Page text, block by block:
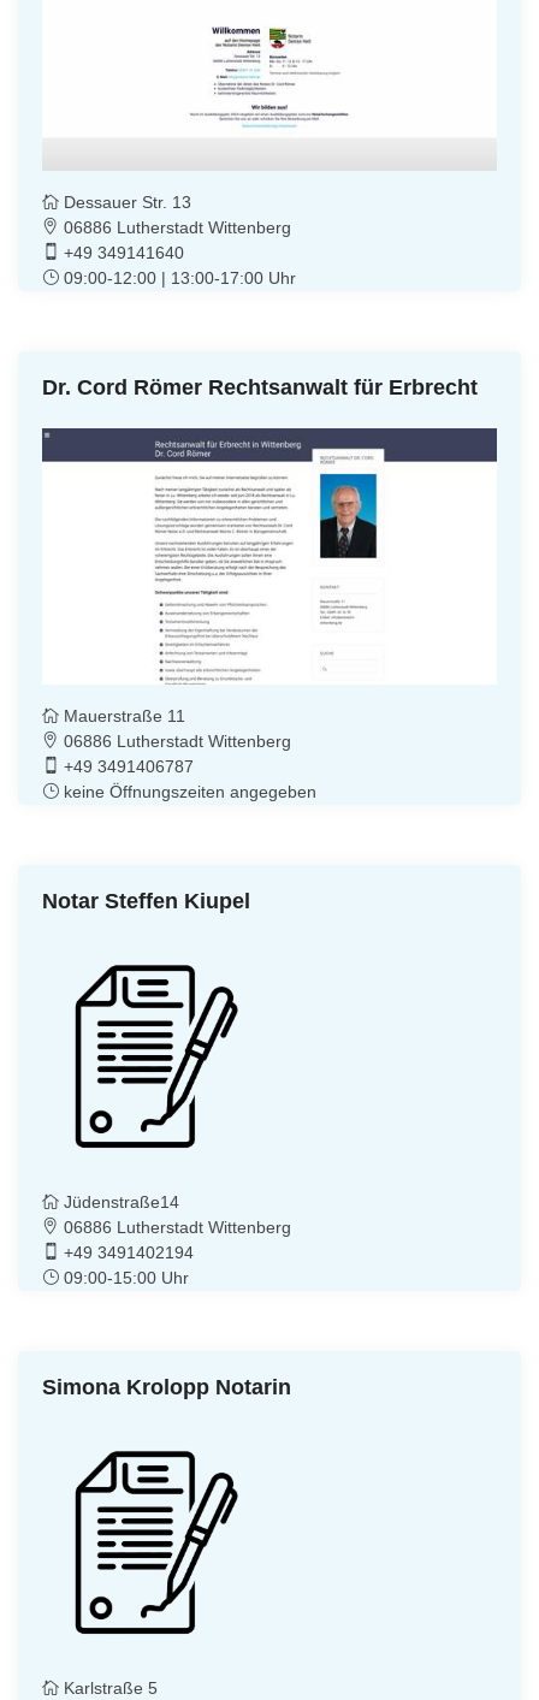
Dessauer Str. 13
06886 Lutherstadt Wittenberg
+49 349141640
09:00-12:00 | 13:00-17:00 Uhr
Dr. Cord Römer Rechtsanwalt für Erbrecht
Mauerstraße 11
06886 Lutherstadt Wittenberg
+49 3491406787
keine Öffnungszeiten angegeben
Notar Steffen Kiupel
Jüdenstraße14
06886 Lutherstadt Wittenberg
+49 3491402194
09:00-15:00 Uhr
Simona Krolopp Notarin
Karlstraße 5